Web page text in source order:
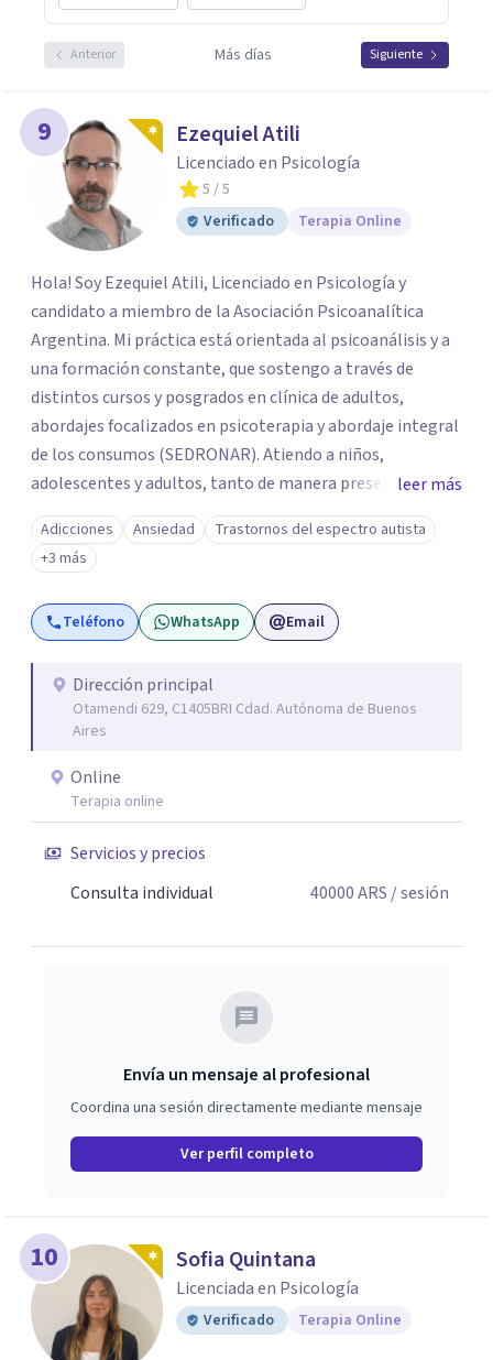
Anterior Más días Siguiente
9 Ezequiel Atili
Licenciado en Psicología
5 / 5
Verificado
Terapia Online
Hola! Soy Ezequiel Atili, Licenciado en Psicología y
candidato a miembro de la Asociación Psicoanalítica
Argentina. Mi práctica está orientada al psicoanálisis y a
una formación constante, que sostengo a través de
distintos cursos y posgrados en clínica de adultos,
abordajes focalizados en psicoterapia y abordaje integral
de los consumos (SEDRONAR). Atiendo a niños,
adolescentes y adultos, tanto de manera presencial
como online. Trabajo con distintas problemáticas como
depresión, ataques de pánico, adicciones, trastornos
alimentarios, trastornos del espectro autista (TEA) y
otras situaciones que generan malestar. Entiendo que
cada persona llega con una historia única, por eso el
quien consulta.
leer más
Adicciones Ansiedad
Trastornos del espectro autista
+3 más
Teléfono WhatsApp Email
Dirección principal
Otamendi 629, C1405BRI Cdad. Autónoma de Buenos
Aires
Online
Terapia online
Servicios y precios
Consulta individual
40000ARS / sesión
Envía un mensaje al profesional
Coordina una sesión directamente mediante mensaje
Ver perfil completo
10 Sofia Quintana
Licenciada en Psicología
Verificado Terapia Online